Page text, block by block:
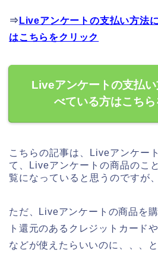
⇒ Liveアンケートの支払い方法
はこちらをクリック
Liveアンケートの支払
べている方はこち
こちらの記事は、Liveアンケー
て、Liveアンケートの商品のこ
覧になっていると思うのですが
ただ、Liveアンケートの商品を
ト還元のあるクレジットカード
などが使えたらいいのに、、、